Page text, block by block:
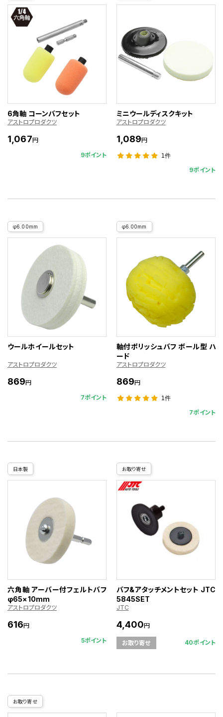
6角軸 コーンバフセット
アストロプロダクツ
1,067円
9ポイント
ミニウールディスクキット
アストロプロダクツ
1,089円
1件
9ポイント
φ6.00mm
ウールホイールセット
アストロプロダクツ
869円
7ポイント
φ6.00mm
軸付ポリッシュバフ ボール型 ハ
ード
アストロプロダクツ
869円
1件
7ポイント
日本製
六角軸 アーバー付フェルトバフ
φ65×10mm
アストロプロダクツ
616円
5ポイント
お取り寄せ
バフ&アタッチメントセット JTC
5845SET
JTC
4,400円
お取り寄せ 40ポイント
お取り寄せ